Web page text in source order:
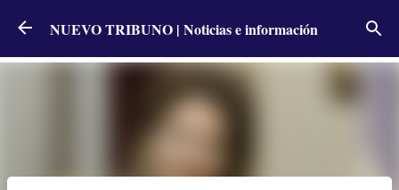
Ir al contenido principal
NUEVO TRIBUNO | Noticias e información